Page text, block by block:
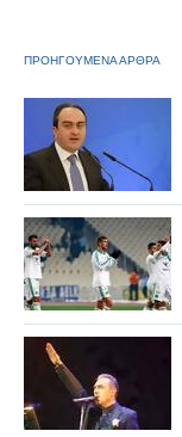
ΠΡΟΗΓΟΥΜΕΝΑ ΑΡΘΡΑ